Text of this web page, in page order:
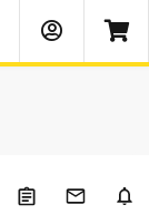
Keresés
Kapcsolódó cikkek